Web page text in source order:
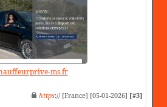
ms.fr
https:// [France] [05-01-2026] [#3]